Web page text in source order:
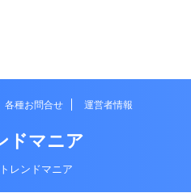
各種お問合せ 運営者情報
ドマニア
レンドマニア